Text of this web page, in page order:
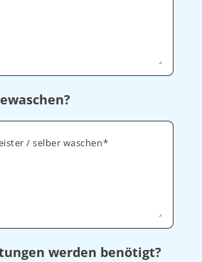
/ selber waschen
werden benötigt?